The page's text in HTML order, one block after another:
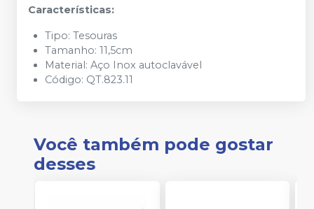
Características:
Tipo: Tesouras
Tamanho: 11,5cm
Material: Aço Inox autoclavável
Código: QT.823.11
Você também pode gostar
desses